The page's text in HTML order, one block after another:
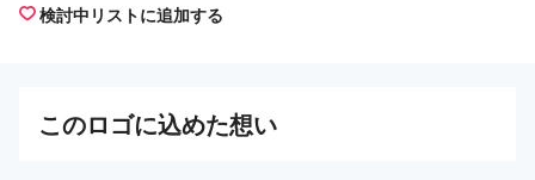
検討中リストに追加する
このロゴに込めた想い